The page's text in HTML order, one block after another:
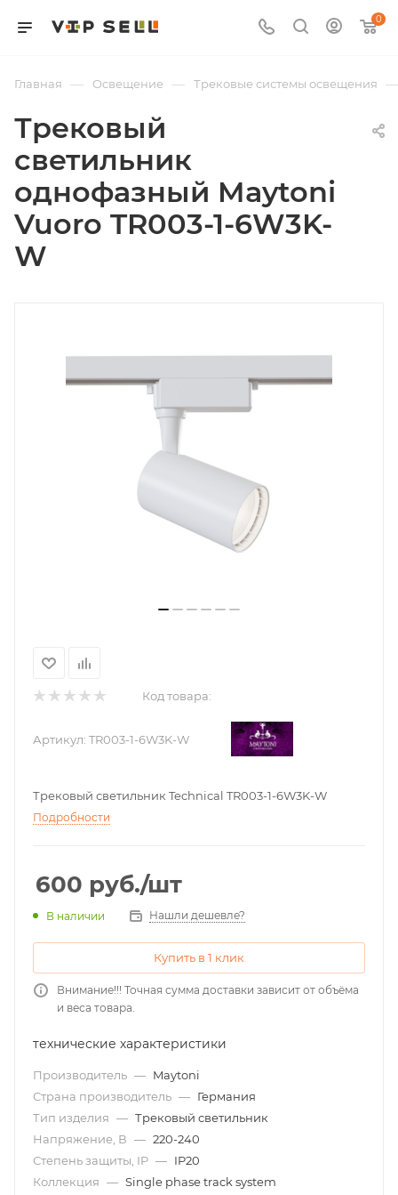
0
Главная — Освещение — Трековые системы освещения —
Трековый
светильник
однофазный Maytoni
Vuoro TR003-1-6W3K-
W
Код товара:
Артикул: TR003-1-6W3K-W
Трековый светильник Technical TR003-1-6W3K-W
Подробности
600 руб./шт
В наличии Нашли дешевле?
Купить в 1 клик
Внимание!!! Точная сумма доставки зависит от объёма
и веса товара.
технические характеристики
Производитель — Maytoni
Страна производитель — Германия
Тип изделия — Трековый светильник
Напряжение, В — 220-240
Степень защиты, IP — IP20
Коллекция — Single phase track system